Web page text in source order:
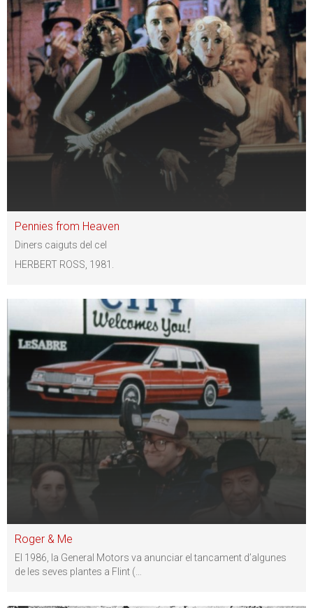
Pennies from Heaven
Diners caiguts del cel
HERBERT ROSS, 1981.
Roger & Me
El 1986, la General Motors va anunciar el tancament d’algunes
de les seves plantes a Flint (…